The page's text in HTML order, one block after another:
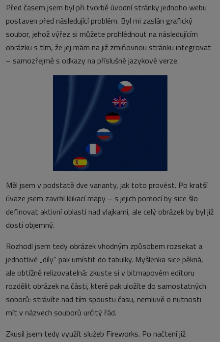
Před časem jsem byl při tvorbě úvodní stránky jednoho webu
postaven před následující problém. Byl mi zaslán grafický
soubor, jehož výřez si můžete prohlédnout na následujícím
obrázku s tím, že jej mám na již zmiňovnou stránku integrovat
– samozřejmě s odkazy na příslušné jazykové verze.
Měl jsem v podstatě dve varianty, jak toto provést. Po kratší
úvaze jsem zavrhl klikací mapy – s jejich pomocí by sice šlo
definovat aktivní oblasti nad vlajkami, ale celý obrázek by byl již
dosti objemný.
Rozhodl jsem tedy obrázek vhodným způsobem rozsekat a
jednotlivé „díly“ pak umístit do tabulky. Myšlenka sice pěkná,
ale obtížně relizovatelná: zkuste si v bitmapovém editoru
rozdělit obrázek na části, které pak uložíte do samostatných
soborů: strávíte nad tím spoustu času, nemluvě o nutnosti
mít v názvech souborů určitý řád.
Zkusil jsem tedy využít služeb Fireworks. Po načtení již